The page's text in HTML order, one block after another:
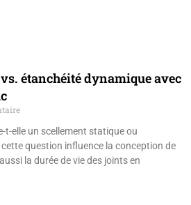
étanchéité dynamique avec
t-elle un scellement statique ou
question influence la conception de
la durée de vie des joints en